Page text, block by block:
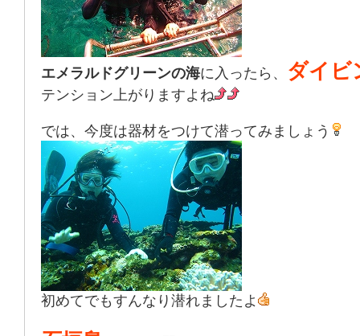
エメラルドグリーンの海に入ったら、 ダイビ
テンション上がりますよね
では、今度は器材をつけて潜ってみましょう
初めてでもすんなり潜れましたよ